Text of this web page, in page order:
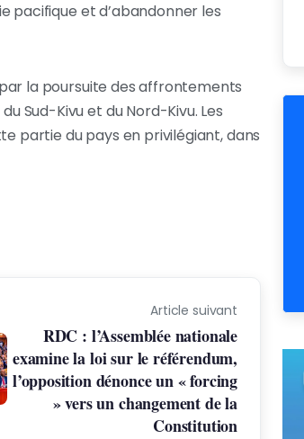
pacifique et d’abandonner les
la poursuite des affrontements
Sud-Kivu et du Nord-Kivu. Les
partie du pays en privilégiant, dans
Article suivant
RDC : l’Assemblée nationale
examine la loi sur le référendum,
l’opposition dénonce un « forcing
» vers un changement de la
Constitution